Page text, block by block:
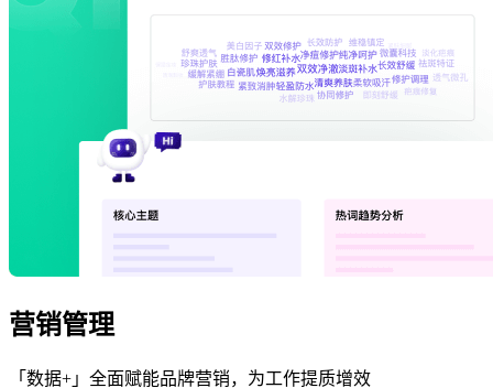
营销管理
「数据+」全面赋能品牌营销，为工作提质增效